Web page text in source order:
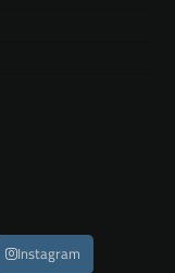
Instagram